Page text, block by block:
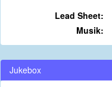
Lead Sheet:
Musik:
Jukebox